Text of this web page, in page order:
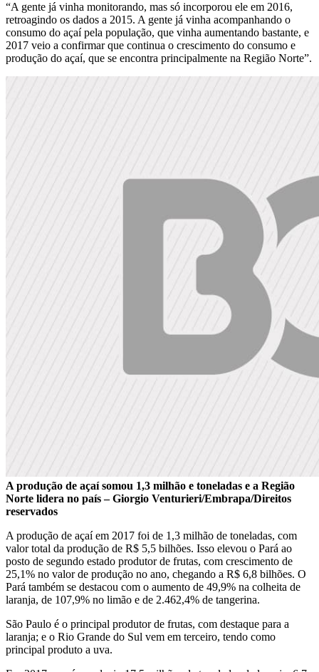
“A gente já vinha monitorando, mas só incorporou ele em 2016,
retroagindo os dados a 2015. A gente já vinha acompanhando o
consumo do açaí pela população, que vinha aumentando bastante, e
2017 veio a confirmar que continua o crescimento do consumo e
produção do açaí, que se encontra principalmente na Região Norte”.
A produção de açaí somou 1,3 milhão e toneladas e a Região
Norte lidera no país – Giorgio Venturieri/Embrapa/Direitos
reservados
A produção de açaí em 2017 foi de 1,3 milhão de toneladas, com
valor total da produção de R$ 5,5 bilhões. Isso elevou o Pará ao
posto de segundo estado produtor de frutas, com crescimento de
25,1% no valor de produção no ano, chegando a R$ 6,8 bilhões. O
Pará também se destacou com o aumento de 49,9% na colheita de
laranja, de 107,9% no limão e de 2.462,4% de tangerina.
São Paulo é o principal produtor de frutas, com destaque para a
laranja; e o Rio Grande do Sul vem em terceiro, tendo como
principal produto a uva.